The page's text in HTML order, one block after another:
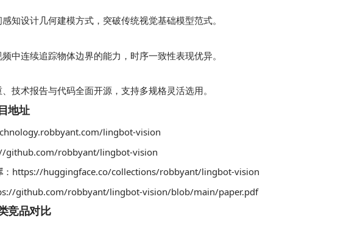
感知设计几何建模方式，突破传统视觉基础模型范式。
频中连续追踪物体边界的能力，时序一致性表现优异。
、技术报告与代码全面开源，支持多规格灵活选用。
地址
lingbot-vision
github.com/robbyant/lingbot-vision
：https://huggingface.co/collections/robbyant/lingbot-vision
github.com/robbyant/lingbot-vision/blob/main/paper.pdf
竞品对比